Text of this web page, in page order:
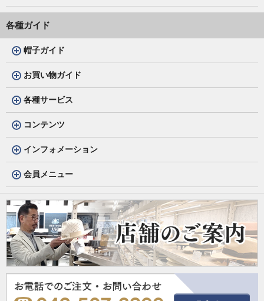
各種ガイド
帽子ガイド
お買い物ガイド
各種サービス
コンテンツ
インフォメーション
会員メニュー